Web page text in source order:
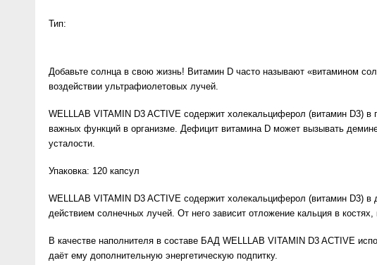
Anny Rey
Happy Dew
Enjoy Care
Тип:
Добавьте солнца в свою жизнь! Витамин D часто называют «витамином
воздействии ультрафиолетовых лучей.
WELLLAB VITAMIN D3 ACTIVE содержит холекальциферол (витамин D3)
важных функций в организме. Дефицит витамина D может вызывать
усталости.
Упаковка: 120 капсул
WELLLAB VITAMIN D3 ACTIVE содержит холекальциферол (витамин D3)
действием солнечных лучей. От него зависит отложение кальция в
В качестве наполнителя в составе БАД WELLLAB VITAMIN D3 ACTIVE
даёт ему дополнительную энергетическую подпитку.